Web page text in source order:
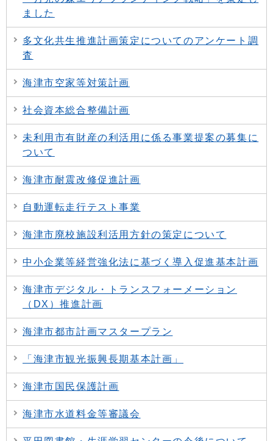
ました
多文化共生推進計画策定についてのアンケート調
査
海津市空家等対策計画
社会資本総合整備計画
未利用市有財産の利活用に係る事業提案の募集に
ついて
海津市耐震改修促進計画
自動運転走行テスト事業
海津市廃校施設利活用方針の策定について
中小企業等経営強化法に基づく導入促進基本計画
海津市デジタル・トランスフォーメーション
（DX）推進計画
海津市都市計画マスタープラン
「海津市観光振興長期基本計画」
海津市国民保護計画
海津市水道料金等審議会